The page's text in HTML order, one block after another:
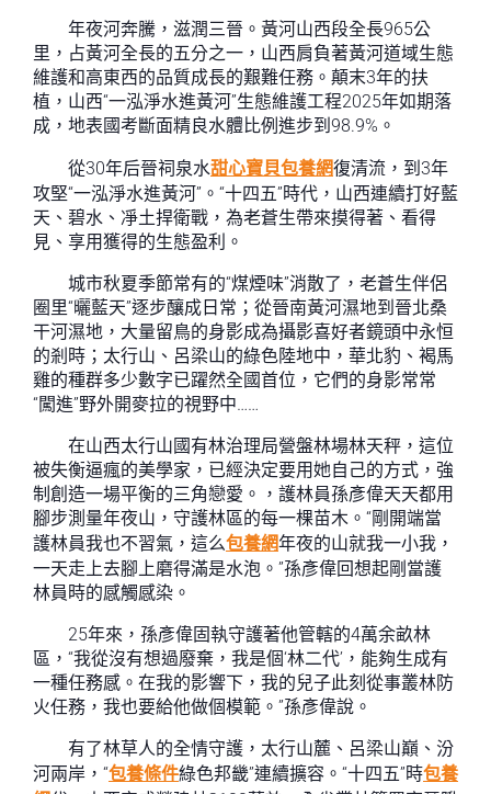
年夜河奔騰，滋潤三晉。黃河山西段全長965公
里，占黃河全長的五分之一，山西肩負著黃河道域生態
維護和高東西的品質成長的艱難任務。顛末3年的扶
植，山西“一泓淨水進黃河”生態維護工程2025年如期落
成，地表國考斷面精良水體比例進步到98.9%。
從30年后晉祠泉水甜心寶貝包養網復清流，到3年
攻堅“一泓淨水進黃河”。“十四五”時代，山西連續打好藍
天、碧水、凈土捍衛戰，為老蒼生帶來摸得著、看得
見、享用獲得的生態盈利。
城市秋夏季節常有的“煤煙味”消散了，老蒼生伴侶
圈里“曬藍天”逐步釀成日常；從晉南黃河濕地到晉北桑
干河濕地，大量留鳥的身影成為攝影喜好者鏡頭中永恒
的剎時；太行山、呂梁山的綠色陸地中，華北豹、褐馬
雞的種群多少數字已躍然全國首位，它們的身影常常
“闖進”野外開麥拉的視野中……
在山西太行山國有林治理局營盤林場林天秤，這位
被失衡逼瘋的美學家，已經決定要用她自己的方式，強
制創造一場平衡的三角戀愛。，護林員孫彥偉天天都用
腳步測量年夜山，守護林區的每一棵苗木。“剛開端當
護林員我也不習氣，這么包養網年夜的山就我一小我，
一天走上去腳上磨得滿是水泡。”孫彥偉回想起剛當護
林員時的感觸感染。
25年來，孫彥偉固執守護著他管轄的4萬余畝林
區，“我從沒有想過廢棄，我是個‘林二代’，能夠生成有
一種任務感。在我的影響下，我的兒子此刻從事叢林防
火任務，我也要給他做個模範。”孫彥偉說。
有了林草人的全情守護，太行山麓、呂梁山巔、汾
河兩岸，“包養條件綠色邦畿”連續擴容。“十四五”時包養